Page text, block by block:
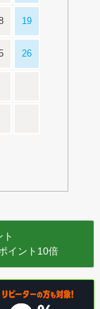
19
26
イント10倍